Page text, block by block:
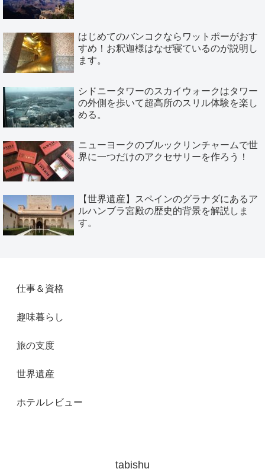
はじめてのバンコクならワットポーがおす
すめ！お釈迦様はなぜ寝ているのが説明し
ます。
シドニータワーのスカイウォークはタワー
の外側を歩いて超高所のスリル体験を楽し
める。
ニューヨークのブルックリンチャームで世
界に一つだけのアクセサリーを作ろう！
【世界遺産】スペインのグラナダにあるア
ルハンブラ宮殿の歴史的背景を解説しま
す。
仕事＆資格
趣味暮らし
旅の支度
世界遺産
ホテルレビュー
tabishu